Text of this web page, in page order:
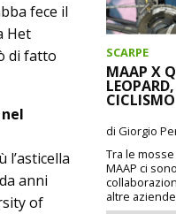
fece il
Het
di fatto
l’asticella
anni
of
SCARPE
MAAP X
di Giorgio
Tra le
MAAP ci
altre